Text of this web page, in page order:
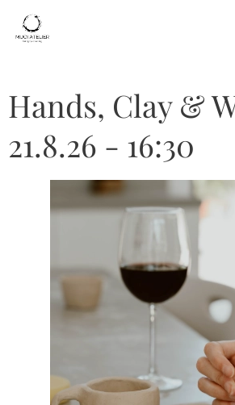
Hands, Clay &
21.8.26 - 16:30